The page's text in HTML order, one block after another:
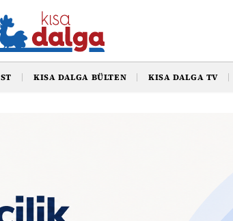
KISA DALGA BÜLTEN KISA DALGA TV